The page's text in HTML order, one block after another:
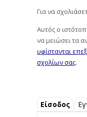
Για να
Αυτός ο
να μειώσει τα
υφίστανται
σχολίων σας.
Είσοδος